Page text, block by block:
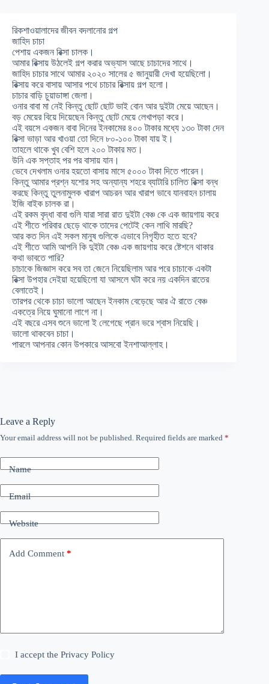
রিকশাওয়ালাদের জীবন বদলানোর গল্প
জাহিদ চাচা
পেশায় একজন রিক্সা চালক।
আমার রিক্সায় উঠলেই গল্প করার অভ্যাস আছে চাচাদের সাথে।
জাহিদ চাচার সাথে আমার ২০২০ সালের ৫ জানুয়ারী দেখা হয়েছিলো।
রিক্সায় করে বাসায় আসার পথে চাচার রিক্সায় গল্প হলো।
চাচার বাড়ি চুয়াডাঙ্গা জেলা।
ওনার বাবা মা নেই কিন্তু ছোট ছোট ভাই বোন আর দুইটা মেয়ে আছেন।
বড় মেয়ের বিয়ে দিয়েছেন কিন্তু ছোট মেয়ে লেখাপড়া করে।
এই বয়সে একজন বাবা দিনের ইনকামের ৪০০ টাকার মধ্যে ১৩০ টাকা দেন
রিক্সা ভাড়া আর খাওয়া তো দিনে ৮০-১০০ টাকা যায় ই।
তাহলে থাকে খুব বেশি হলে ২০০ টাকার মত।
উনি এক সপ্তাহ পর পর বাসায় যান।
ভেবে দেখলাম ওনার হয়তো বাসায় মাসে ৫০০০ টাকা দিতে পারেন।
কিন্তু আমার প্রশ্ন যশোর সহ অন্যান্য শহরে ব্যাটারি চালিত রিক্সা বন্ধ
করছে কিন্তু তুলনামুলক খারাপ আচরন আর খারাপ ভাবে যানবাহন চালায়
ইজি বাইক চালক রা।
এই রকম বৃদ্ধা বাবা গুলি যারা সারা রাত দুইটা বেঞ্চ কে এক জায়গায় করে
এই শীতে পরিবার ছেড়ে থাকে তাদের পেটেই কেন লাথি মারছি?
আর কত দিন এই সকল মানুষ গুলিকে এভাবে নিগৃহীত হতে হবে?
এই শীতে আমি আপনি কি দুইটা বেঞ্চ এক জায়গায় করে ষ্টেশনে থাকার
কথা ভাবতে পারি?
চাচাকে জিজ্ঞাস করে সব তা জেনে নিয়েছিলাম আর পরে চাচাকে একটা
রিক্সা উপহার দেইয়া হয়েছিলো যা আসলে ঘটা করে নয় একদিন রাতের
বেলাতেই।
তারপর থেকে চাচা ভালো আছেন ইনকাম বেড়েছে আর ঐ রাতে বেঞ্চ
একত্রে নিয়ে ঘুমানো লাগে না।
এই বছরে এসব শুনে ভালো ই লেগেছে প্রান ভরে শ্বাস নিয়েছি।
ভালো থাকবেন চাচা।
পারলে আপনার কোন উপকারে আসবো ইনশাআল্লাহ।
Leave a Reply
Your email address will not be published. Required fields are marked *
Name
Email
Website
Add Comment *
I accept thePrivacy Policy